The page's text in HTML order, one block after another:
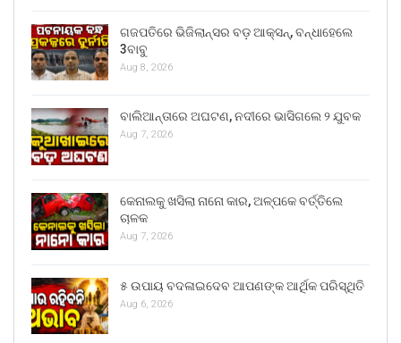
ଗଜପତିରେ ଭିଜିଲାନ୍ସର ବଡ଼ ଆକ୍ସନ୍, ବନ୍ଧାହେଲେ
3ବାବୁ
Aug 8, 2026
ବାଲିଆନ୍ତାରେ ଅଘଟଣ, ନଦୀରେ ଭାସିଗଲେ ୨ ଯୁବକ
Aug 7, 2026
କେନାଲକୁ ଖସିଲା ନାନୋ କାର, ଅଳ୍ପକେ ବର୍ତ୍ତିଲେ
ଚାଳକ
Aug 7, 2026
୫ ଉପାୟ ବଦଳାଇଦେବ ଆପଣଙ୍କ ଆର୍ଥିକ ପରିସ୍ଥିତି
Aug 6, 2026